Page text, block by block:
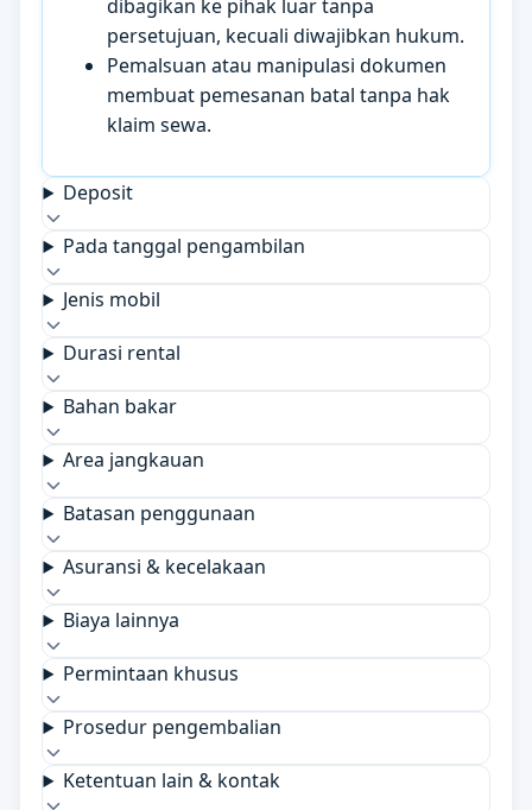
dibagikan ke pihak luar tanpa
persetujuan, kecuali diwajibkan hukum.
Pemalsuan atau manipulasi dokumen
membuat pemesanan batal tanpa hak
klaim sewa.
Deposit
Pada tanggal pengambilan
Jenis mobil
Durasi rental
Bahan bakar
Area jangkauan
Batasan penggunaan
Asuransi & kecelakaan
Biaya lainnya
Permintaan khusus
Prosedur pengembalian
Ketentuan lain & kontak